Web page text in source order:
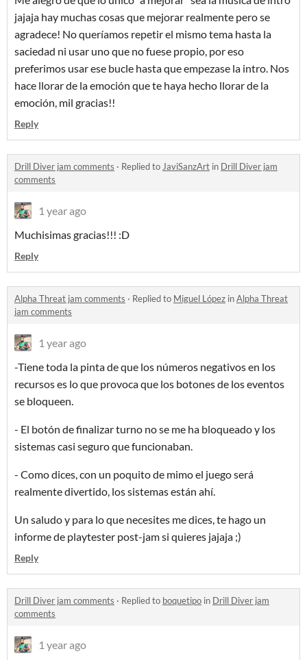
jajaja hay muchas cosas que mejorar realmente pero se
agradece! No queríamos repetir el mismo tema hasta la
saciedad ni usar uno que no fuese propio, por eso
preferimos usar ese bucle hasta que empezase la intro. Nos
hace llorar de la emoción que te haya hecho llorar de la
emoción, mil gracias!!
Reply
Drill Diver jam comments · Replied toJaviSanzArt in Drill Diver jam
comments
1 year ago
Muchisimas gracias!!! :D
Reply
Alpha Threat jam comments · Replied to Miguel López inAlpha Threat
jam comments
1 year ago
-Tiene toda la pinta de que los números negativos en los
recursos es lo que provoca que los botones de los eventos
se bloqueen.
- El botón de finalizar turno no se me ha bloqueado y los
sistemas casi seguro que funcionaban.
- Como dices, con un poquito de mimo el juego será
realmente divertido, los sistemas están ahí.
Un saludo y para lo que necesites me dices, te hago un
informe de playtester post-jam si quieres jajaja ;)
Reply
Drill Diver jam comments · Replied to boquetipo in Drill Diver jam
comments
1 year ago